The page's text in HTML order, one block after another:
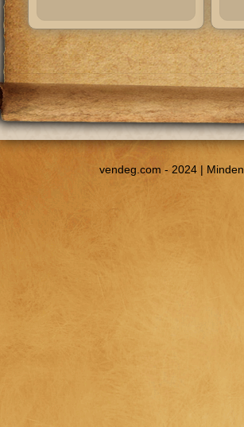
vendeg.com - 2024 |